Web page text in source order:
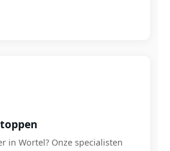
in Wortel? Onze specialisten